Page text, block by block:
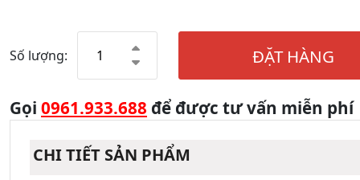
Số lượng: ĐẶT HÀNG
Gọi 0961.933.688 để được tư vấn miễn phí
CHI TIẾT SẢN PHẨM